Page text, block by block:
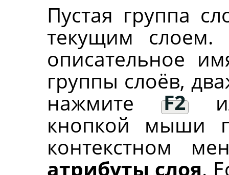
Пустая группа
текущим слоем.
описательное
группы слоёв,
нажмите
F2
кнопкой мыши
контекстном
атрибуты слоя.